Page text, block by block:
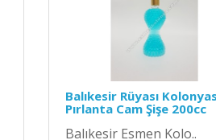
Balıkesir Rüyası
Pırlanta Cam Şişe 200cc
Balıkesir Esmen Kolo..